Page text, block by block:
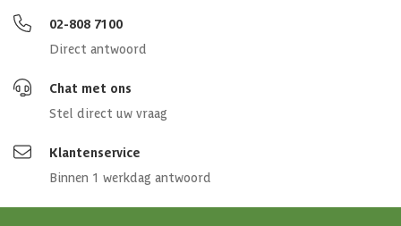
02-808 7100
Direct antwoord
Chat met ons
Stel direct uw vraag
Klantenservice
Binnen 1 werkdag antwoord